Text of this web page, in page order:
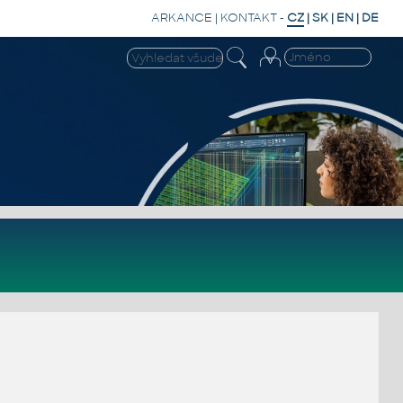
ARKANCE | KONTAKT- CZ |SK | EN | DE